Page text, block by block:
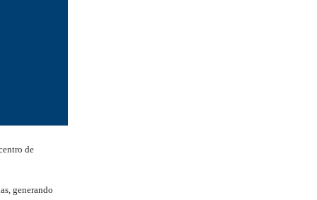
de
generando